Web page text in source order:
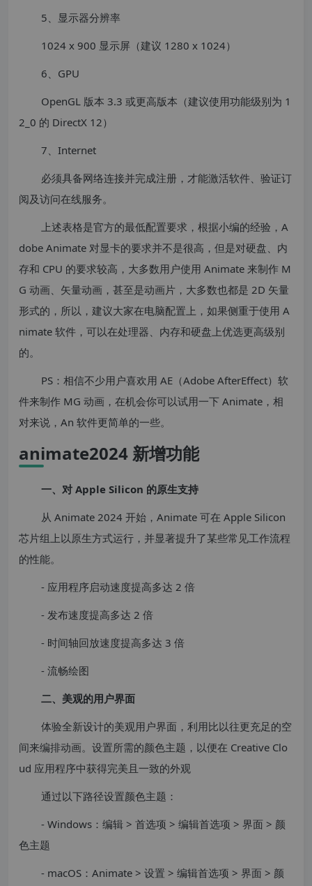
5、显示器分辨率
1024 x 900 显示屏（建议 1280 x 1024）
6、GPU
OpenGL 版本 3.3 或更高版本（建议使用功能级别为 1
2_0 的 DirectX 12）
7、Internet
必须具备网络连接并完成注册，才能激活软件、验证订
阅及访问在线服务。
上述表格是官方的最低配置要求，根据小编的经验，A
dobe Animate 对显卡的要求并不是很高，但是对硬盘、内
存和 CPU 的要求较高，大多数用户使用 Animate 来制作 M
G 动画、矢量动画，甚至是动画片，大多数也都是 2D 矢量
形式的，所以，建议大家在电脑配置上，如果侧重于使用 A
nimate 软件，可以在处理器、内存和硬盘上优选更高级别
的。
PS：相信不少用户喜欢用 AE（Adobe AfterEffect）软
件来制作 MG 动画，在机会你可以试用一下 Animate，相
对来说，An 软件更简单的一些。
animate2024 新增功能
一、对 Apple Silicon 的原生支持
从 Animate 2024 开始，Animate 可在 Apple Silicon
芯片组上以原生方式运行，并显著提升了某些常见工作流程
的性能。
- 应用程序启动速度提高多达 2 倍
- 发布速度提高多达 2 倍
- 时间轴回放速度提高多达 3 倍
- 流畅绘图
二、美观的用户界面
体验全新设计的美观用户界面，利用比以往更充足的空
间来编排动画。设置所需的颜色主题，以便在 Creative Clo
ud 应用程序中获得完美且一致的外观
通过以下路径设置颜色主题：
- Windows：编辑 > 首选项 > 编辑首选项 > 界面 > 颜
色主题
- macOS：Animate > 设置 > 编辑首选项 > 界面 > 颜